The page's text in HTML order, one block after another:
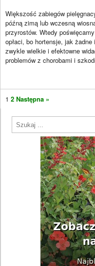
Większość zabiegów
późną zimą lub wczesną
przyrostów. Wtedy
opłaci, bo hortensje, jak
zwykle wielkie i efektowne
problemów z chorobami i
1 2 Następna »